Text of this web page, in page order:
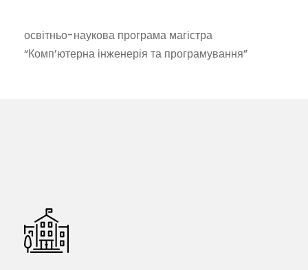
освітньо-наукова програма магістра
“Комп’ютерна інженерія та програмування”